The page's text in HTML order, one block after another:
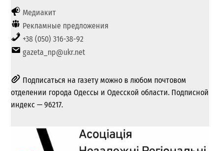
Медиакит
Рекламные предложения
+38 (050) 316-38-92
gazeta_np@ukr.net
Подписаться на газету можно в любом почтовом
отделении города Одессы и Одесской области. Подписной
индекс — 96217.